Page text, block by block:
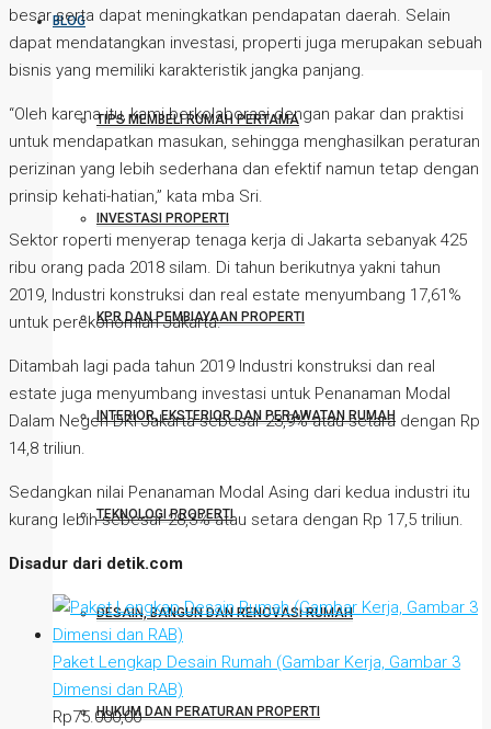
BLOG
TIPS MEMBELI RUMAH PERTAMA
INVESTASI PROPERTI
KPR DAN PEMBIAYAAN PROPERTI
INTERIOR, EKSTERIOR DAN PERAWATAN RUMAH
TEKNOLOGI PROPERTI
DESAIN, BANGUN DAN RENOVASI RUMAH
HUKUM DAN PERATURAN PROPERTI
besar serta dapat meningkatkan pendapatan daerah. Selain
dapat mendatangkan investasi, properti juga merupakan sebuah
bisnis yang memiliki karakteristik jangka panjang.
“Oleh karena itu, kami berkolaborasi dengan pakar dan praktisi
untuk mendapatkan masukan, sehingga menghasilkan peraturan
perizinan yang lebih sederhana dan efektif namun tetap dengan
prinsip kehati-hatian,” kata mba Sri.
Sektor roperti menyerap tenaga kerja di Jakarta sebanyak 425
ribu orang pada 2018 silam. Di tahun berikutnya yakni tahun
2019, Industri konstruksi dan real estate menyumbang 17,61%
untuk perekonomian Jakarta.
Ditambah lagi pada tahun 2019 Industri konstruksi dan real
estate juga menyumbang investasi untuk Penanaman Modal
Dalam Negeri DKI Jakarta sebesar 23,9% atau setara dengan Rp
14,8 triliun.
Sedangkan nilai Penanaman Modal Asing dari kedua industri itu
kurang lebih sebesar 28,3% atau setara dengan Rp 17,5 triliun.
Disadur dari detik.com
Paket Lengkap Desain Rumah (Gambar Kerja, Gambar 3
Dimensi dan RAB)
Rp75.000,00